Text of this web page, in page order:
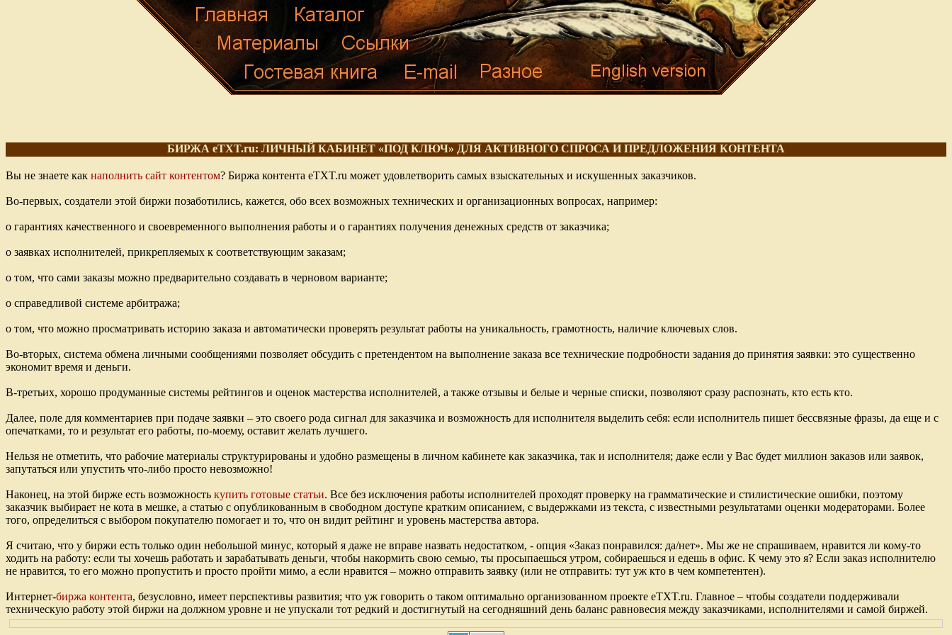
БИРЖА eTXT.ru: ЛИЧНЫЙ КАБИНЕТ «ПОД КЛЮЧ» ДЛЯ АКТИВНОГО СПРОСА И ПРЕДЛОЖЕНИЯ КОНТЕНТА
Вы не знаете как наполнить сайт контентом? Биржа контента eTXT.ru может удовлетворить самых взыскательных и искушенных заказчиков.
Во-первых, создатели этой биржи позаботились, кажется, обо всех возможных технических и организационных вопросах, например:
о гарантиях качественного и своевременного выполнения работы и о гарантиях получения денежных средств от заказчика;
о заявках исполнителей, прикрепляемых к соответствующим заказам;
о том, что сами заказы можно предварительно создавать в черновом варианте;
о справедливой системе арбитража;
о том, что можно просматривать историю заказа и автоматически проверять результат работы на уникальность, грамотность, наличие ключевых слов.
Во-вторых, система обмена личными сообщениями позволяет обсудить с претендентом на выполнение заказа все технические подробности задания до принятия заявки: это существенно
экономит время и деньги.
В-третьих, хорошо продуманные системы рейтингов и оценок мастерства исполнителей, а также отзывы и белые и черные списки, позволяют сразу распознать, кто есть кто.
Далее, поле для комментариев при подаче заявки – это своего рода сигнал для заказчика и возможность для исполнителя выделить себя: если исполнитель пишет бессвязные фразы, да еще и с
опечатками, то и результат его работы, по-моему, оставит желать лучшего.
Нельзя не отметить, что рабочие материалы структурированы и удобно размещены в личном кабинете как заказчика, так и исполнителя; даже если у Вас будет миллион заказов или заявок,
запутаться или упустить что-либо просто невозможно!
Наконец, на этой бирже есть возможность купить готовые статьи. Все без исключения работы исполнителей проходят проверку на грамматические и стилистические ошибки, поэтому
заказчик выбирает не кота в мешке, а статью с опубликованным в свободном доступе кратким описанием, с выдержками из текста, с известными результатами оценки модераторами. Более
того, определиться с выбором покупателю помогает и то, что он видит рейтинг и уровень мастерства автора.
Я считаю, что у биржи есть только один небольшой минус, который я даже не вправе назвать недостатком, - опция «Заказ понравился: да/нет». Мы же не спрашиваем, нравится ли кому-то
ходить на работу: если ты хочешь работать и зарабатывать деньги, чтобы накормить свою семью, ты просыпаешься утром, собираешься и едешь в офис. К чему это я? Если заказ исполнителю
не нравится, то его можно пропустить и просто пройти мимо, а если нравится – можно отправить заявку (или не отправить: тут уж кто в чем компетентен).
Интернет-биржа контента, безусловно, имеет перспективы развития; что уж говорить о таком оптимально организованном проекте eTXT.ru. Главное – чтобы создатели поддерживали
техническую работу этой биржи на должном уровне и не упускали тот редкий и достигнутый на сегодняшний день баланс равновесия между заказчиками, исполнителями и самой биржей.